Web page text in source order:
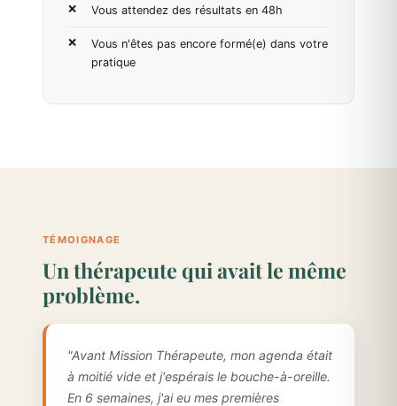
Vous attendez des résultats en 48h
Vous n'êtes pas encore formé(e) dans votre
pratique
TÉMOIGNAGE
Un thérapeute qui avait le même
problème.
"Avant Mission Thérapeute, mon agenda était
à moitié vide et j'espérais le bouche-à-oreille.
En 6 semaines, j'ai eu mes premières